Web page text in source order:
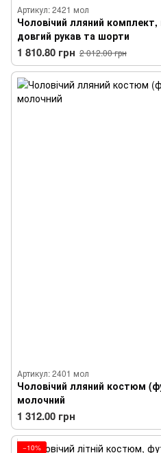
Артикул: 2421 мол
Чоловічий лляний
довгий рукав та шорти
1 810.80 грн 2 012.00 грн
Артикул: 2401 мол
Чоловічий лляний костюм
молочний
1 312.00 грн
−10%